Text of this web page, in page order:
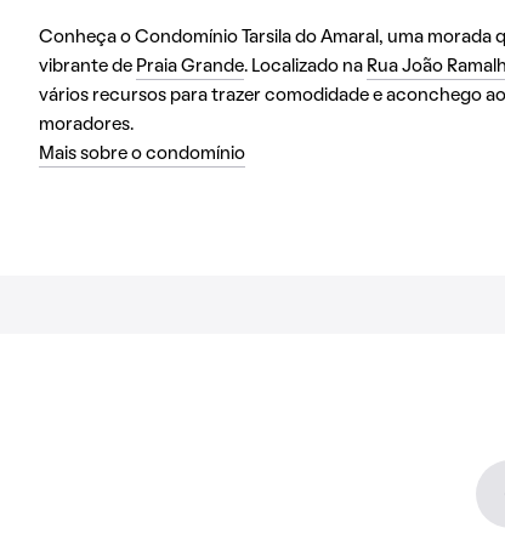
Conheça o Condomínio Tarsila do Amaral, uma morada
vibrante de Praia Grande. Localizado na Rua João
vários recursos para trazer comodidade e aconchego ao
moradores.
Mais sobre o condomínio